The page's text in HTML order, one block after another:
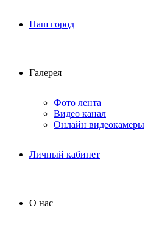
Наш город
Галерея
Фото лента
Видео канал
Онлайн видеокамеры
Личный кабинет
О нас